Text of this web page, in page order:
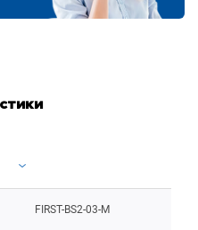
FIRST-BS2-03-M